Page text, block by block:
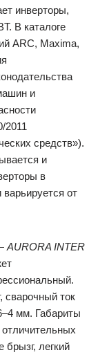
инверторы,
В каталоге
ARC, Maxima,
и
2011
средств»).
и
в
от
AURORA INTER
сварочный ток
мм. Габариты
брызг, легкий